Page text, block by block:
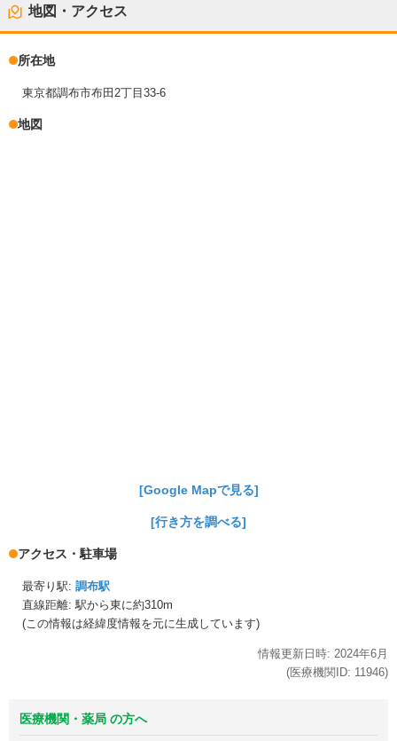
地図・アクセス
所在地
東京都調布市布田2丁目33-6
地図
[Google Mapで見る]
[行き方を調べる]
アクセス・駐車場
最寄り駅: 調布駅
直線距離: 駅から東に約310m
(この情報は経緯度情報を元に生成しています)
情報更新日時: 2024年6月
(医療機関ID: 11946)
医療機関・薬局 の方へ